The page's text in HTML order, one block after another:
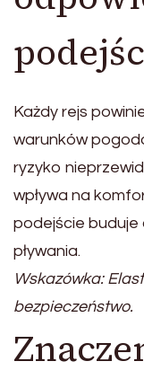
Każdy rejs
warunków
ryzyko
wpływa na
podejście buduje
pływania.
Wskazówka:
bezpieczeństwo.